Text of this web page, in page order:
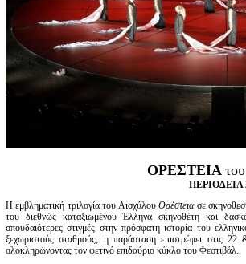
ΟΡΕΣΤΕΙΑ
ΠΕΡΙΟΔΕΙΑ
Η εμβληματική τριλογία του ΑισχύλουΟρέστειασε
του διεθνώς καταξιωμένου Έλληνα σκηνοθέτη και
σπουδαιότερες στιγμές στην πρόσφατη ιστορία του
ξεχωριστούς σταθμούς, η παράσταση επιστρέφει στις
ολοκληρώνοντας τον φετινό επιδαύριο κύκλο του Φεστιβάλ.